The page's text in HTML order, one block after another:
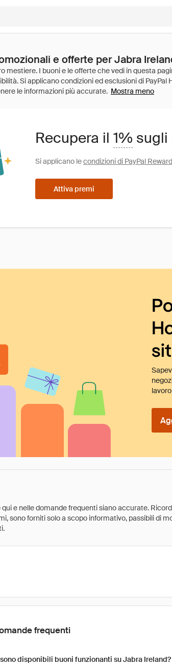
e offerte per Jabra
Mostra meno
Recupera il 1% sugli
Si applicano lecondizioni di PayPal
Attiva premi
e nelle domande frequenti siano accurate.
sono forniti solo a scopo informativo, passibili di
frequenti
disponibili buoni funzionanti su Jabra Ireland?